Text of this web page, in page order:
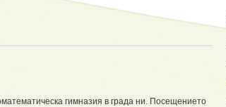
гимназия в града ни. Посещението